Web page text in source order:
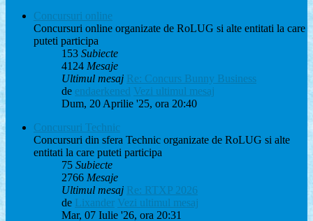
Concursuri online
Concursuri online organizate de RoLUG si alte entitati la care
puteti participa
153 Subiecte
4124 Mesaje
Ultimul mesaj Re: Concurs Bunny Business
de endaerkened Vezi ultimul mesaj
Dum, 20 Aprilie '25, ora 20:40
Concursuri Technic
Concursuri din sfera Technic organizate de RoLUG si alte
entitati la care puteti participa
75 Subiecte
2766 Mesaje
Ultimul mesaj Re: RTXP 2026
de Lixander Vezi ultimul mesaj
Mar, 07 Iulie '26, ora 20:31